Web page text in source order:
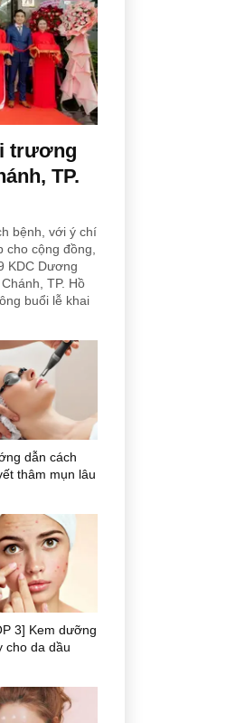
trương
TP.
bệnh, với ý chí
cho cộng đồng,
KDC Dương
TP. Hồ
buổi lễ khai
dẫn cách
thâm mụn lâu
3] Kem dưỡng
cho da dầu